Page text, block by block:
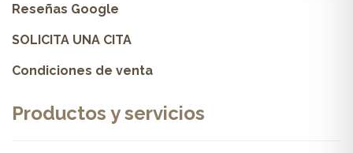
Reseñas Google
SOLICITA UNA CITA
Condiciones de venta
Productos y servicios